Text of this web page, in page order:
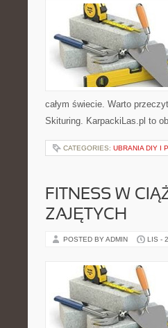
całym świecie. Warto
Skituring. KarpackiLas.pl to
CATEGORIES: UBRANIA DIY I
FITNESS W
ZAJĘTYCH
POSTED BY ADMIN LIS -